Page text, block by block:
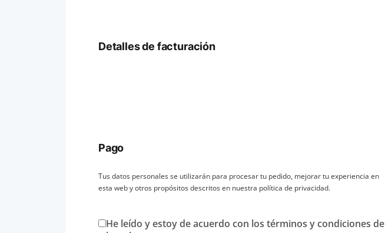
Detalles de facturación
Pago
Tus datos personales se utilizarán para procesar tu pedido, mejorar tu experiencia en
esta web y otros propósitos descritos en nuestra política de privacidad.
He leído y estoy de acuerdo con los términos y condiciones de